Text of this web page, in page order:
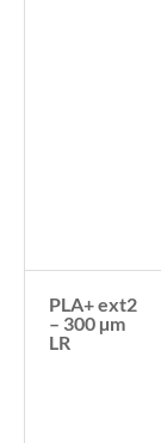
PLA+ ext2
– 300 µm
LR